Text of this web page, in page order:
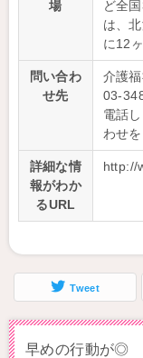
場
ど全
は、
に12
問い合わ
せ先
介護
03-
電話
わせを
詳細な情
報がわか
るURL
http://
Tweet
早めの行動が◎